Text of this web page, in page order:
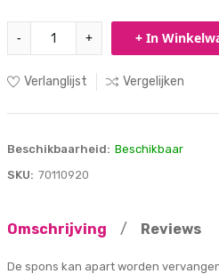
- + + In
Verlanglijst Vergelijken
Beschikbaarheid: Beschikbaar
SKU: 70110920
Omschrijving / Reviews
De spons kan apart worden